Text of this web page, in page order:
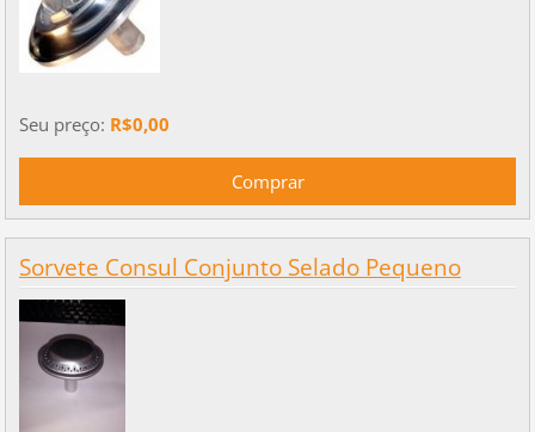
Seu preço: R$0,00
Sorvete Consul Conjunto Selado Pequeno